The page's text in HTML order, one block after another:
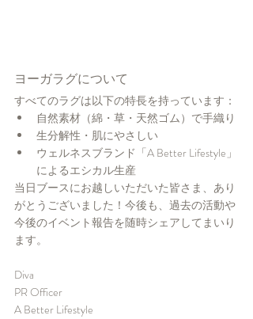
ヨーガラグについて
すべてのラグは以下の特長を持っています：
自然素材（綿・草・天然ゴム）で手織り
生分解性・肌にやさしい
ウェルネスブランド「A Better Lifestyle」
によるエシカル生産
当日ブースにお越しいただいた皆さま、あり
がとうございました！今後も、過去の活動や
今後のイベント報告を随時シェアしてまいり
ます。
Diva
PR Officer
A Better Lifestyle